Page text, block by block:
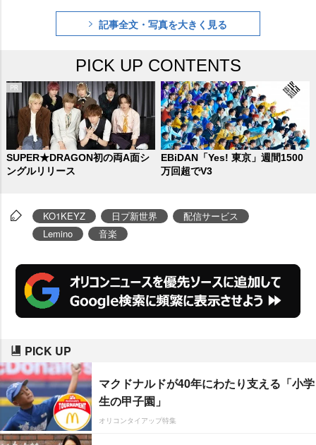
登場し、今後の目標や意気込みを
語った。
記事全文・写真を大きく見る
PICK UP CONTENTS
SUPER★DRAGON初の両A面シ
ングルリリース
EBiDAN「Yes! 東京」週間1500
万回超でV3
KO1KEYZ 日プ新世界
配信サービス
Lemino
音楽
PICK UP
マクドナルドが40年にわたり支える「小学
生の甲子園」
オリコンタイアップ特集